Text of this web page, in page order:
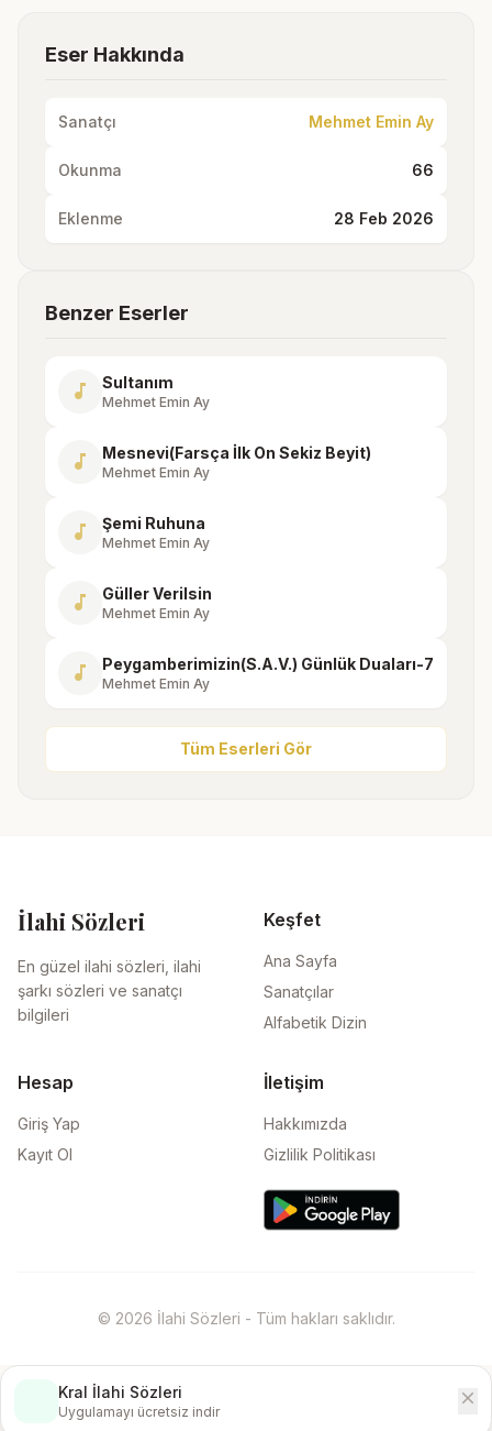
Eser Hakkında
Sanatçı Mehmet Emin Ay
Okunma 66
Eklenme 28 Feb 2026
Benzer Eserler
music_note Sultanım
Mehmet Emin Ay
music_note Mesnevi(Farsça İlk On Sekiz Beyit)
Mehmet Emin Ay
music_note Şemi Ruhuna
Mehmet Emin Ay
music_note Güller Verilsin
Mehmet Emin Ay
music_note Peygamberimizin(S.A.V.) Günlük Duaları-7
Mehmet Emin Ay
Tüm Eserleri Gör
İlahi Sözleri
En güzel ilahi sözleri, ilahi
şarkı sözleri ve sanatçı
bilgileri
Keşfet
Ana Sayfa
Sanatçılar
Alfabetik Dizin
Hesap
Giriş Yap
Kayıt Ol
İletişim
Hakkımızda
Gizlilik Politikası
© 2026 İlahi Sözleri - Tüm hakları saklıdır.
Kral İlahi Sözleri
Uygulamayı ücretsiz indir
close